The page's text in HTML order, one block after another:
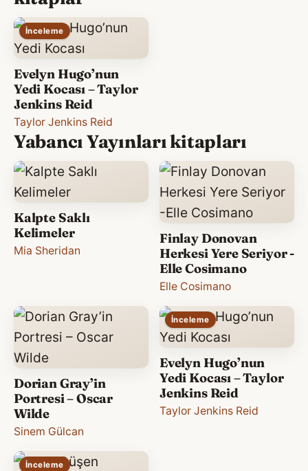
İnceleme
Evelyn Hugo’nun
Yedi Kocası – Taylor
Jenkins Reid
Taylor Jenkins Reid
Yabancı Yayınları kitapları
Kalpte Saklı
Kelimeler
Mia Sheridan
Finlay Donovan
Herkesi Yere Seriyor -
Elle Cosimano
Elle Cosimano
Dorian Gray’in
Portresi – Oscar
Wilde
Sinem Gülcan
İnceleme
Evelyn Hugo’nun
Yedi Kocası – Taylor
Jenkins Reid
Taylor Jenkins Reid
İnceleme